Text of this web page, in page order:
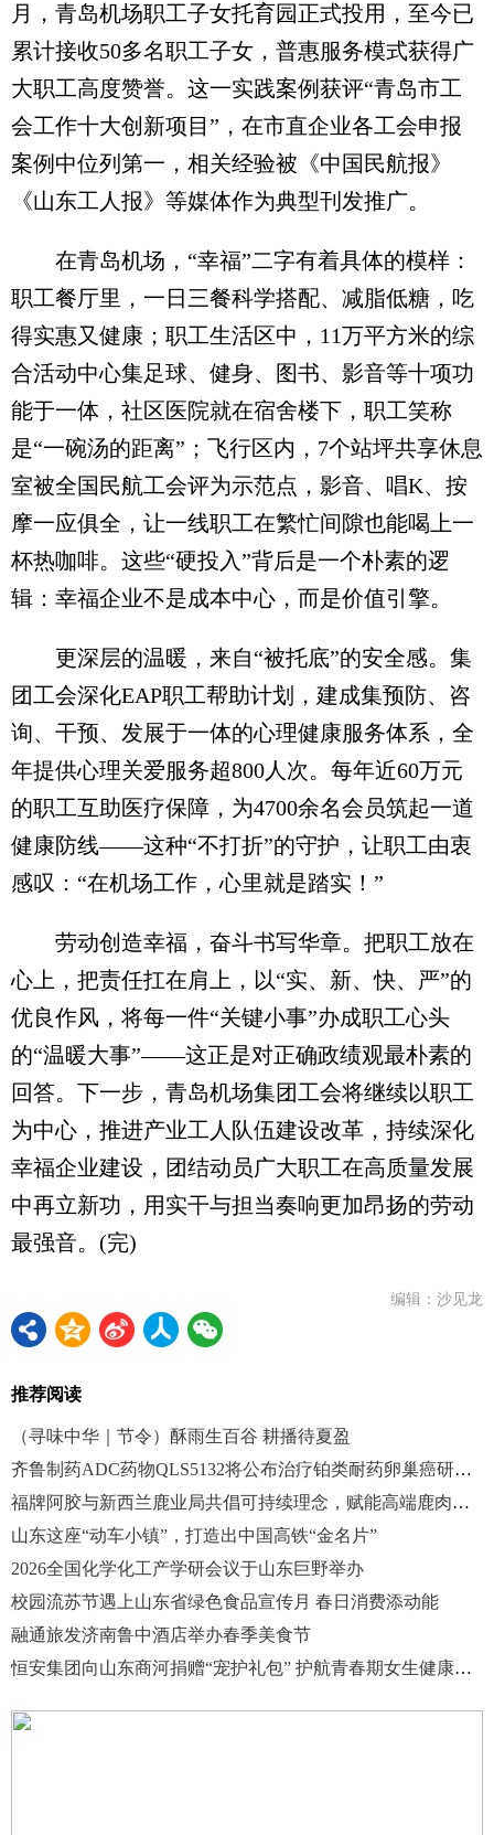
月，青岛机场职工子女托育园正式投用，至今已
累计接收50多名职工子女，普惠服务模式获得广
大职工高度赞誉。这一实践案例获评“青岛市工
会工作十大创新项目”，在市直企业各工会申报
案例中位列第一，相关经验被《中国民航报》
《山东工人报》等媒体作为典型刊发推广。
在青岛机场，“幸福”二字有着具体的模样：
职工餐厅里，一日三餐科学搭配、减脂低糖，吃
得实惠又健康；职工生活区中，11万平方米的综
合活动中心集足球、健身、图书、影音等十项功
能于一体，社区医院就在宿舍楼下，职工笑称
是“一碗汤的距离”；飞行区内，7个站坪共享休息
室被全国民航工会评为示范点，影音、唱K、按
摩一应俱全，让一线职工在繁忙间隙也能喝上一
杯热咖啡。这些“硬投入”背后是一个朴素的逻
辑：幸福企业不是成本中心，而是价值引擎。
更深层的温暖，来自“被托底”的安全感。集
团工会深化EAP职工帮助计划，建成集预防、咨
询、干预、发展于一体的心理健康服务体系，全
年提供心理关爱服务超800人次。每年近60万元
的职工互助医疗保障，为4700余名会员筑起一道
健康防线——这种“不打折”的守护，让职工由衷
感叹：“在机场工作，心里就是踏实！”
劳动创造幸福，奋斗书写华章。把职工放在
心上，把责任扛在肩上，以“实、新、快、严”的
优良作风，将每一件“关键小事”办成职工心头
的“温暖大事”——这正是对正确政绩观最朴素的
回答。下一步，青岛机场集团工会将继续以职工
为中心，推进产业工人队伍建设改革，持续深化
幸福企业建设，团结动员广大职工在高质量发展
中再立新功，用实干与担当奏响更加昂扬的劳动
最强音。(完)
编辑：沙见龙
推荐阅读
（寻味中华｜节令）酥雨生百谷 耕播待夏盈
齐鲁制药ADC药物QLS5132将公布治疗铂类耐药卵巢癌研究结果
福牌阿胶与新西兰鹿业局共倡可持续理念，赋能高端鹿肉价值
山东这座“动车小镇”，打造出中国高铁“金名片”
2026全国化学化工产学研会议于山东巨野举办
校园流苏节遇上山东省绿色食品宣传月 春日消费添动能
融通旅发济南鲁中酒店举办春季美食节
恒安集团向山东商河捐赠“宠护礼包” 护航青春期女生健康成长